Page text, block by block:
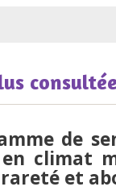
de
en climat
et